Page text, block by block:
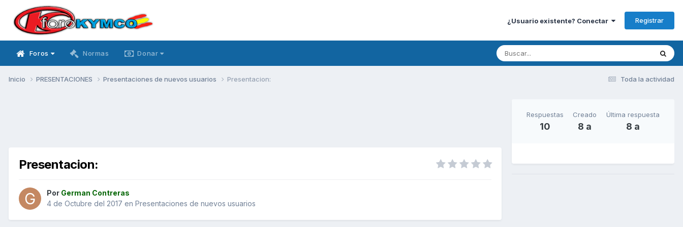
¿Usuario existente? Conectar Registrar
Foros Normas Donar
Toda la actividad
Inicio PRESENTACIONES Presentaciones de nuevos usuarios Presentacion:
Presentacion:
Por German Contreras
4 de Octubre del 2017 en Presentaciones de nuevos usuarios
Respuestas
10
Creado
8 a
Última respuesta
8 a